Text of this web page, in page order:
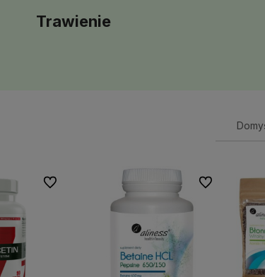
Trawienie
Do ulubionych Do ulubionych